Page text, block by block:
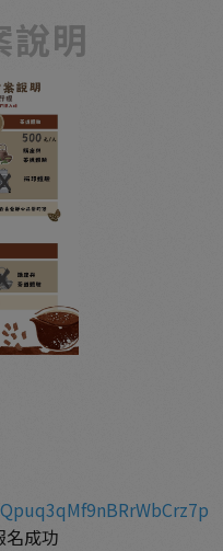
說明
成功